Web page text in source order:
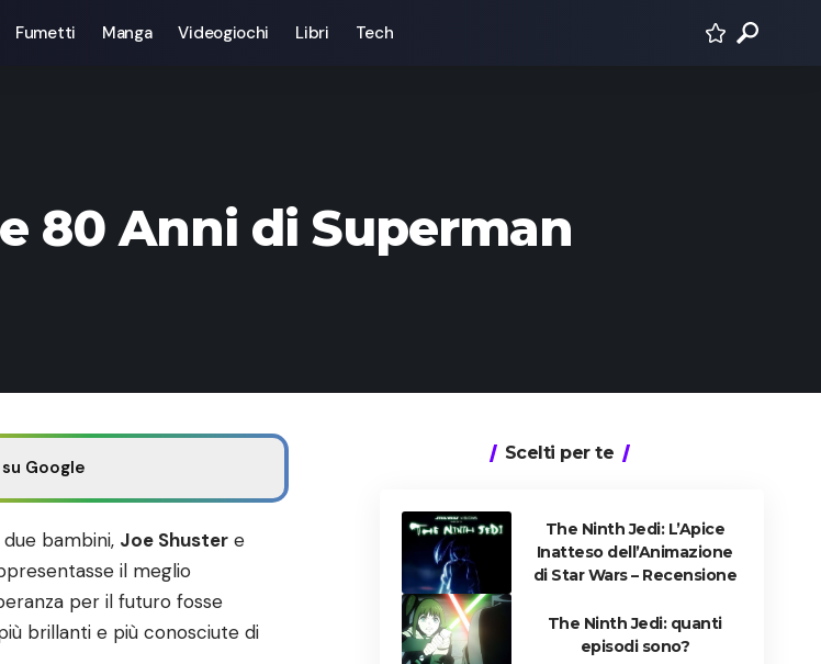
Fumetti Manga Videogiochi Libri Tech
80 Anni di Superman
Google
bambini, Joe Shuster e
il meglio
per il futuro fosse
brillanti e più conosciute di
Scelti per te
The Ninth Jedi: L’Apice
Inatteso dell’Animazione
di Star Wars – Recensione
The Ninth Jedi: quanti
episodi sono?